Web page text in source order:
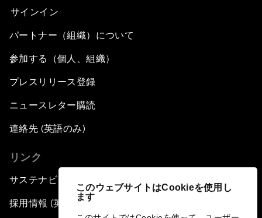
このウェブサイトはCookieを使用し
ます
サインイン
パートナー（組織）について
参加する（個人、組織）
プレスリリース登録
ニュースレター購読
連絡先 (英語のみ)
リンク
サステナビリティへの取り組み
採用情報 (英語のみ)